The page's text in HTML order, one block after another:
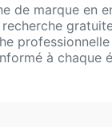
de marque en
à chaque